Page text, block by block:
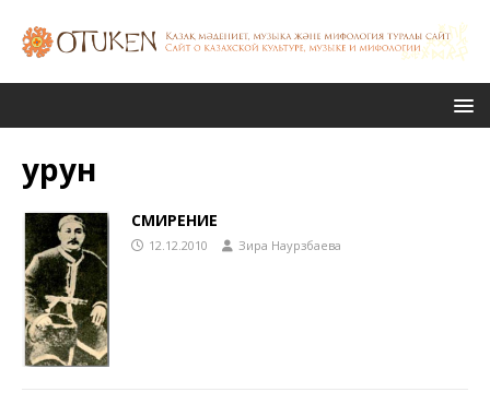
урун
СМИРЕНИЕ
12.12.2010 Зира Наурзбаева